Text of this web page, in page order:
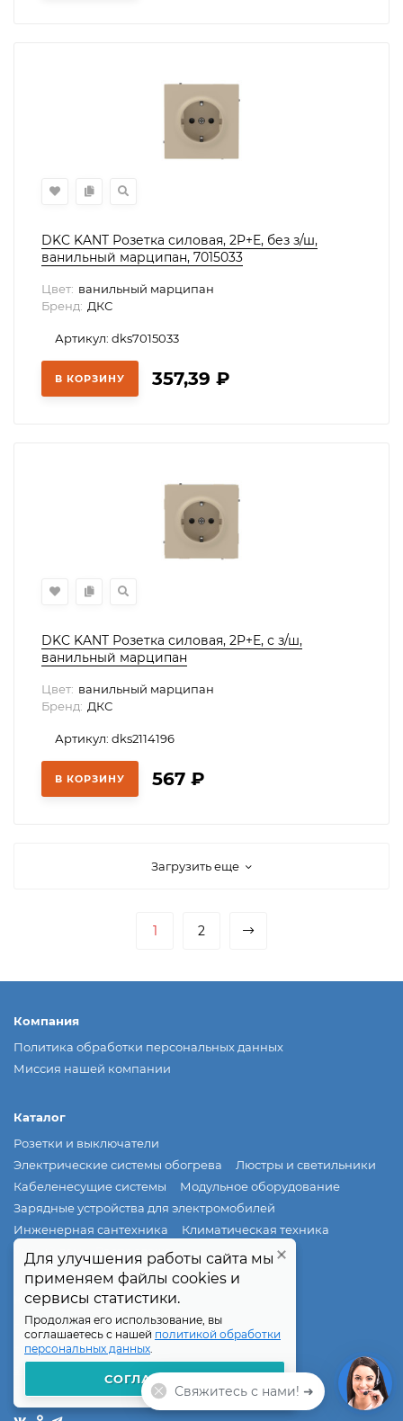
Для улучшения работы сайта мы
применяем файлы cookies и
сервисы статистики.
Продолжая его использование, вы
соглашаетесь с нашей политикой обработки
персональных данных.
СОГЛАШАЮСЬ
DKC KANT Розетка силовая, 2P+E, без з/ш,
ванильный марципан, 7015033
Цвет: ванильный марципан
Бренд: ДКС
Артикул: dks7015033
В КОРЗИНУ 357,39 ₽
DKC KANT Розетка силовая, 2P+E, с з/ш,
ванильный марципан
Цвет: ванильный марципан
Бренд: ДКС
Артикул: dks2114196
В КОРЗИНУ 567 ₽
Загрузить еще
1 2
Компания
Политика обработки персональных данных
Миссия нашей компании
Каталог
Розетки и выключатели
Электрические системы обогрева
Люстры и светильники
Кабеленесущие системы
Модульное оборудование
Зарядные устройства для электромобилей
Инженерная сантехника
Климатическая техника
Умный дом
Распродажа
Контакты
г. Москва, ул. Петра Романова, д.18
+7 (495) 540-55-68
Для улучшения работы сайта мы
применяем файлы cookies и
сервисы статистики.
Продолжая его использование, вы
соглашаетесь с нашей политикой обработки
персональных данных.
СОГЛАШАЮСЬ
Свяжитесь с нами! ➜